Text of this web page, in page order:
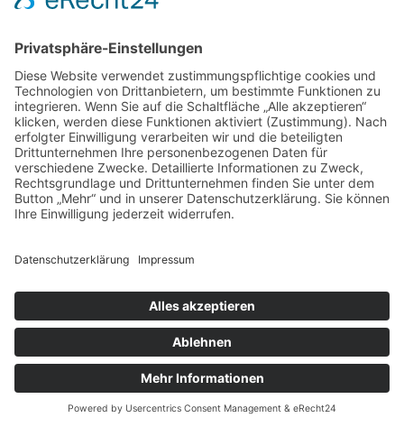
vorpommerncloud ist eine Marke der:
msisdesign. GmbH & Co. KGAlte Dorfstraße 19 a
17392 BoldekowDeutschland
Jetzt mehr erfahren:
Wir bieten flexible, sichere und zukunftsfähige IT-